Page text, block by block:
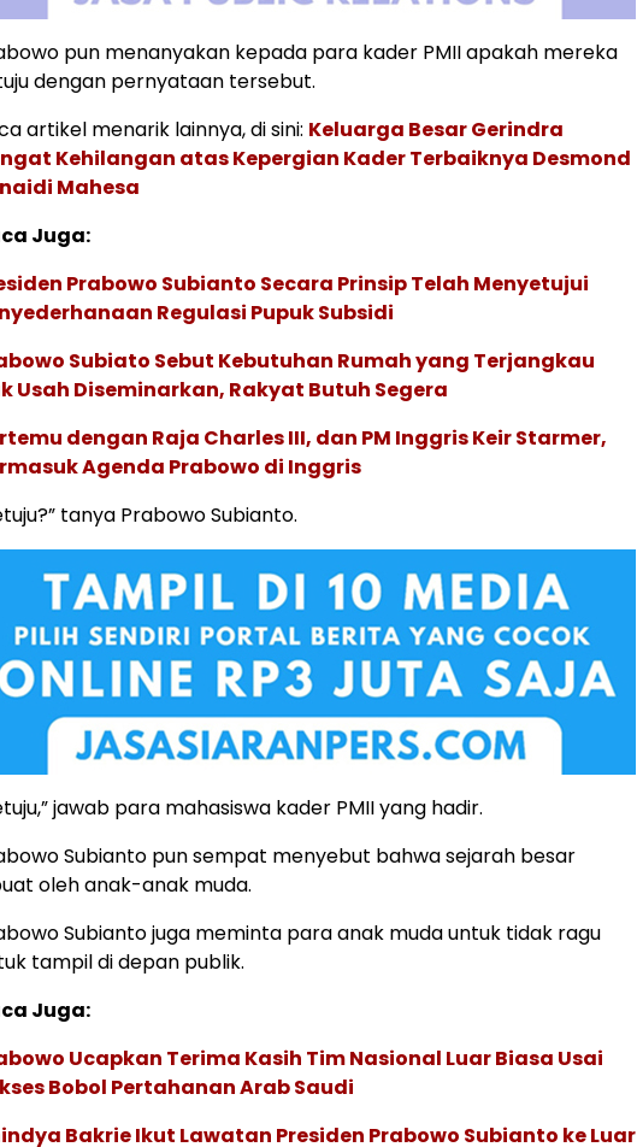
pun menanyakan kepada para kader PMII apakah mereka
dengan pernyataan tersebut.
artikel menarik lainnya, di sini: Keluarga Besar Gerindra
Kehilangan atas Kepergian Kader Terbaiknya Desmond
Mahesa
Juga:
Prabowo Subianto Secara Prinsip Telah Menyetujui
Regulasi Pupuk Subsidi
Subiato Sebut Kebutuhan Rumah yang Terjangkau
Usah Diseminarkan, Rakyat Butuh Segera
dengan Raja Charles III, dan PM Inggris Keir Starmer,
Agenda Prabowo di Inggris
tanya Prabowo Subianto.
jawab para mahasiswa kader PMII yang hadir.
Subianto pun sempat menyebut bahwa sejarah besar
oleh anak-anak muda.
Subianto juga meminta para anak muda untuk tidak ragu
tampil di depan publik.
Juga:
Ucapkan Terima Kasih Tim Nasional Luar Biasa Usai
Bobol Pertahanan Arab Saudi
Bakrie Ikut Lawatan Presiden Prabowo Subianto ke Luar